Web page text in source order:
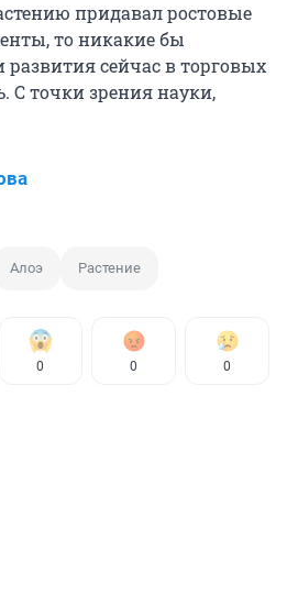
придавал ростовые
то никакие бы
сейчас в торговых
С точки зрения науки,
Алоэ Растение
0 0 0